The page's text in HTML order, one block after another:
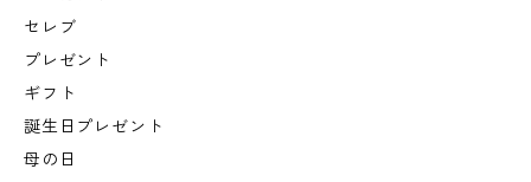
セレブ
プレゼント
ギフト
誕生日プレゼント
母の日